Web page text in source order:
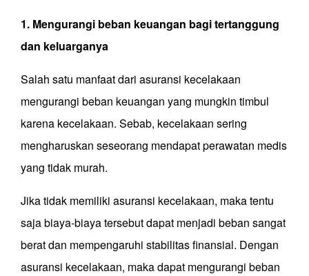
1. Mengurangi beban keuangan bagi tertanggung
dan keluarganya
Salah satu manfaat dari asuransi kecelakaan
mengurangi beban keuangan yang mungkin timbul
karena kecelakaan. Sebab, kecelakaan sering
mengharuskan seseorang mendapat perawatan medis
yang tidak murah.
Jika tidak memiliki asuransi kecelakaan, maka tentu
saja biaya-biaya tersebut dapat menjadi beban sangat
berat dan mempengaruhi stabilitas finansial. Dengan
asuransi kecelakaan, maka dapat mengurangi beban